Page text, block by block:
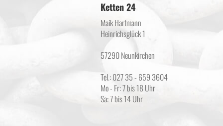
Ketten 24
Maik Hartmann
Heinrichsglück 1
57290 Neunkirchen
Tel.: 027 35 - 659 3604
Mo - Fr: 7 bis 18 Uhr
Sa: 7 bis 14 Uhr